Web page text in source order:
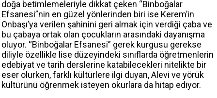
doğa betimlemeleriyle dikkat çeken “Binboğalar
Efsanesi”nin en güzel yönlerinden biri ise Kerem’in
Onbaşı’ya verilen şahinini geri almak için verdiği çaba ve
bu çabaya ortak olan çocukların arasındaki dayanışma
oluyor. “Binboğalar Efsanesi” gerek kurgusu gerekse
diliyle özellikle lise düzeyindeki sınıflarda öğretmenlerin
edebiyat ve tarih derslerine katabilecekleri nitelikte bir
eser olurken, farklı kültürlere ilgi duyan, Alevi ve yörük
kültürünü öğrenmek isteyen okurlara da hitap ediyor.